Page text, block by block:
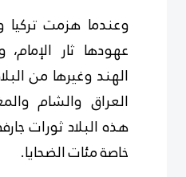
وعندما هزمت تركيا
عهودها ثار
الهند وغيرها من
العراق والشام
هذه البلاد ثورات
خاصة مئات الضحايا.